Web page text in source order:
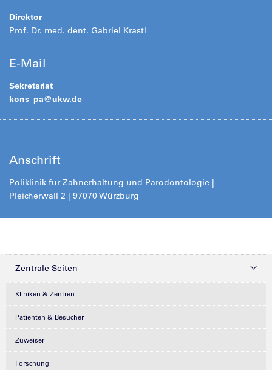
Direktor
Prof. Dr. med. dent. Gabriel Krastl
E-Mail
Sekretariat
kons_pa@ukw.de
Anschrift
Poliklinik für Zahnerhaltung und Parodontologie |
Pleicherwall 2 | 97070 Würzburg
Zentrale Seiten
Kliniken & Zentren
Patienten & Besucher
Zuweiser
Forschung